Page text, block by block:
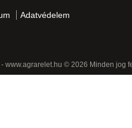
Adatvédelem
www.agrarelet.hu © 2026 Minden jog